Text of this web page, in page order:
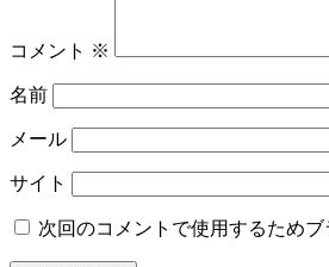
コメント ※
名前
メール
サイト
次回のコメントで使用するため